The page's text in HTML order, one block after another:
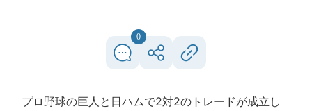
0
プロ野球の巨人と日ハムで2対2のトレードが成立し